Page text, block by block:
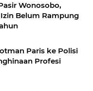
Wonosobo,
Belum Rampung
Paris ke Polisi
Profesi